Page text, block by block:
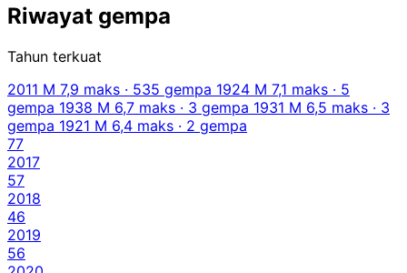
Riwayat gempa
Tahun terkuat
2011 M 7,9 maks · 535 gempa 1924 M 7,1 maks · 5
gempa 1938 M 6,7 maks · 3 gempa 1931 M 6,5 maks · 3
gempa 1921 M 6,4 maks · 2 gempa
77
2017
57
2018
46
2019
56